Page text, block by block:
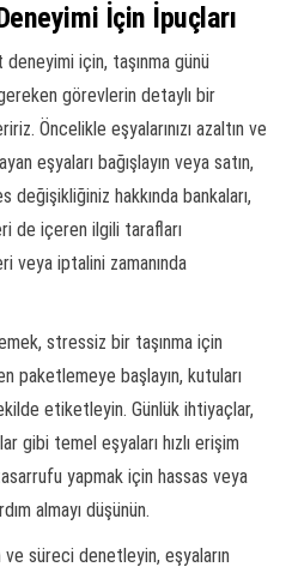
İçin İpuçları
için, taşınma günü
görevlerin detaylı bir
Öncelikle eşyalarınızı azaltın ve
eşyaları bağışlayın veya satın,
değişikliğiniz hakkında bankaları,
de içeren ilgili tarafları
veya iptalini zamanında
stressiz bir taşınma için
paketlemeye başlayın, kutuları
etiketleyin. Günlük ihtiyaçlar,
gibi temel eşyaları hızlı erişim
yapmak için hassas veya
almayı düşünün.
ve süreci denetleyin, eşyaların